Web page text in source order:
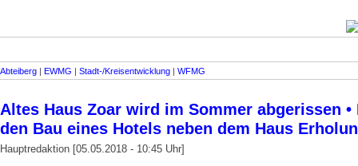
Abteiberg | EWMG | Stadt-/Kreisentwicklung | WFMG
Altes Haus Zoar wird im Sommer abgerissen •
den Bau eines Hotels neben dem Haus
Hauptredaktion [05.05.2018 - 10:45 Uhr]